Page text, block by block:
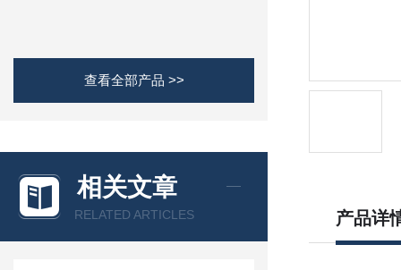
查看全部产品 >>
相关文章
RELATED ARTICLES 产品详